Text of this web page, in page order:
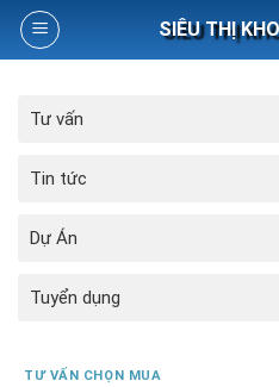
Skip
SIÊU THỊ
for:
Tư vấn
Tin tức
Dự Án
Tuyển dụng
TƯ VẤN CHỌN MUA